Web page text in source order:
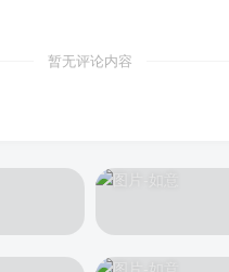
暂无评论内容